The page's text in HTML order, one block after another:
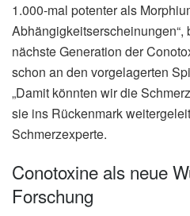
1.000-mal potenter als
Abhängigkeitserscheinungen“,
nächste Generation der
schon an den vorgelagerten
„Damit könnten wir die
sie ins Rückenmark
Schmerzexperte.
Conotoxine als neue
Forschung